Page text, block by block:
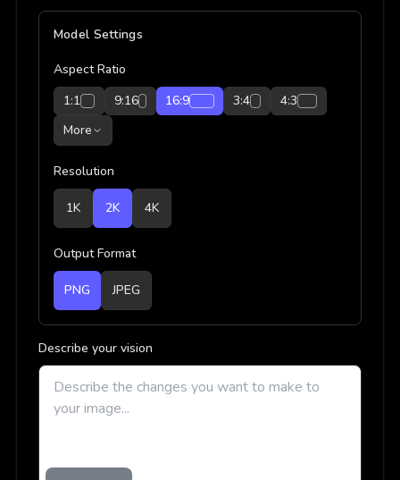
Model Settings
Aspect Ratio
1:1
9:16 16:9 3:4
4:3
More
Resolution
1K 2K 4K
Output Format
PNG JPEG
Describe your vision